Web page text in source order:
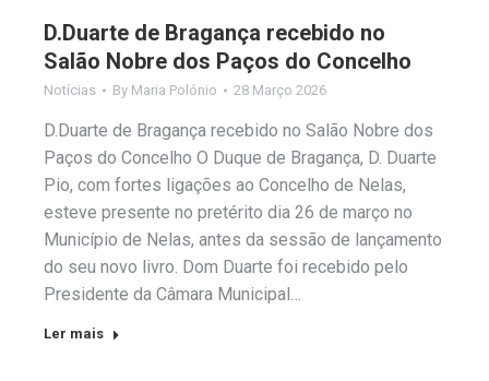
D.Duarte de Bragança recebido no
Salão Nobre dos Paços do Concelho
Notícias By Maria Polónio 28 Março 2026
D.Duarte de Bragança recebido no Salão Nobre dos
Paços do Concelho O Duque de Bragança, D. Duarte
Pio, com fortes ligações ao Concelho de Nelas,
esteve presente no pretérito dia 26 de março no
Município de Nelas, antes da sessão de lançamento
do seu novo livro. Dom Duarte foi recebido pelo
Presidente da Câmara Municipal…
Ler mais